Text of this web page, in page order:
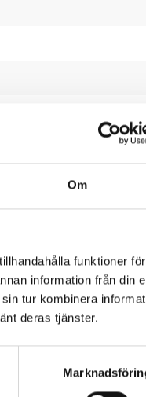
Om
funktioner för
information från din
tur kombinera
deras tjänster.